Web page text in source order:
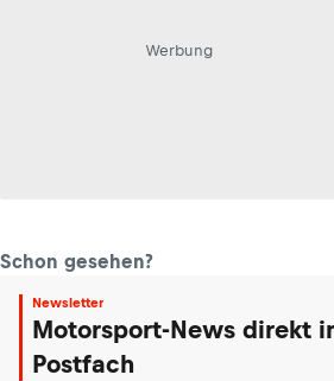
Werbung
Schon gesehen?
Newsletter
Motorsport-News direkt
Postfach